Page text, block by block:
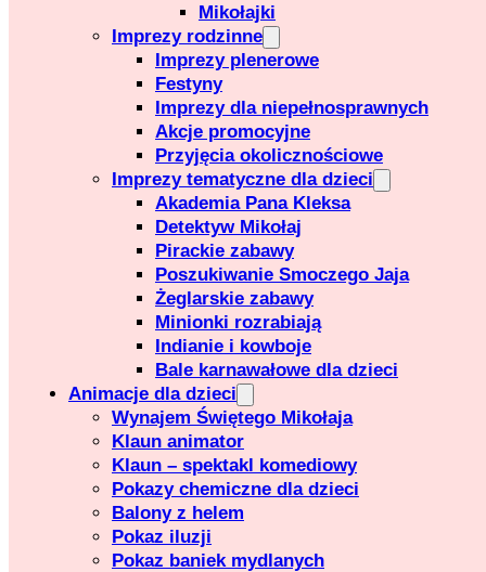
Mikołajki
Imprezy rodzinne
Imprezy plenerowe
Festyny
Imprezy dla niepełnosprawnych
Akcje promocyjne
Przyjęcia okolicznościowe
Imprezy tematyczne dla dzieci
Akademia Pana Kleksa
Detektyw Mikołaj
Pirackie zabawy
Poszukiwanie Smoczego Jaja
Żeglarskie zabawy
Minionki rozrabiają
Indianie i kowboje
Bale karnawałowe dla dzieci
Animacje dla dzieci
Wynajem Świętego Mikołaja
Klaun animator
Klaun – spektakl komediowy
Pokazy chemiczne dla dzieci
Balony z helem
Pokaz iluzji
Pokaz baniek mydlanych